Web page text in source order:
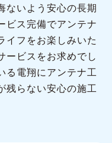
ないよう安心の長期
ビス完備でアンテナ
イフをお楽しみいた
ービスをお求めでし
る電翔にアンテナ工
残らない安心の施工